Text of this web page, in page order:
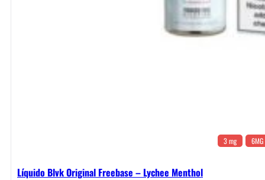
3 mg 6MG
Líquido Blvk Original Freebase – Lychee Menthol